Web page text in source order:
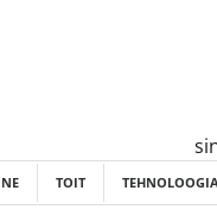
TOIT TEHNOLOOGIA